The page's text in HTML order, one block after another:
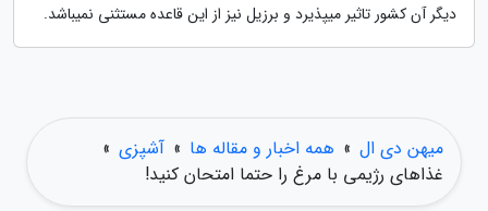
دیگر آن کشور تاثیر میپذیرد و برزیل نیز از این قاعده مستثنی نمیباشد.
میهن دی ال » همه اخبار و مقاله ها » آشپزی »
غذاهای رژیمی با مرغ را حتما امتحان کنید!